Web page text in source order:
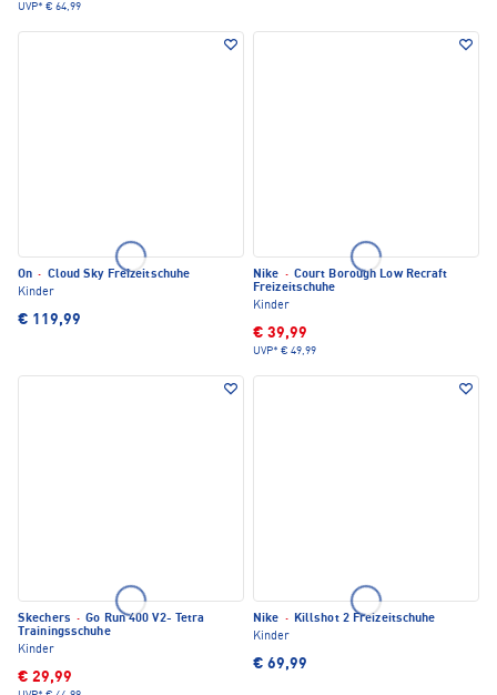
UVP* € 64,99
On · Cloud Sky Freizeitschuhe
Kinder
€ 119,99
Nike · Court Borough Low Recraft
Freizeitschuhe
Kinder
€ 39,99
UVP* € 49,99
Skechers · Go Run 400 V2- Tetra
Trainingsschuhe
Kinder
€ 29,99
Nike · Killshot 2 Freizeitschuhe
Kinder
€ 69,99